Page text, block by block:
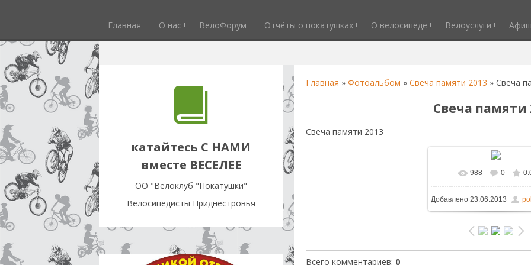
Главная О нас ВелоФорум Отчёты о покатушках О велосипеде Велоуслуги
катайтесь С НАМИ
вместе ВЕСЕЛЕЕ
OO "Велоклуб "Покатушки"
Велосипедисты Приднестровья
Главная » Фотоальбом » Свеча памяти 2013 » Свеча
Свеча памяти
Свеча памяти 2013
В реальном размере
/ 214.4Kb
988 0
Добавлено23.06.2013
Всего комментариев: 0